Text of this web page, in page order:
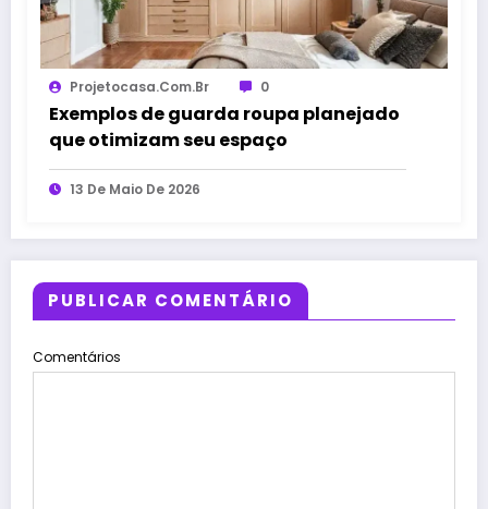
Projetocasa.com.br 0
Exemplos de guarda roupa planejado
que otimizam seu espaço
13 De Maio De 2026
PUBLICAR COMENTÁRIO
Comentários